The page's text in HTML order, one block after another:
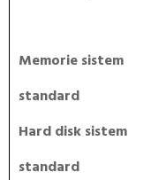
Memorie sistem
standard
Hard disk sistem
standard